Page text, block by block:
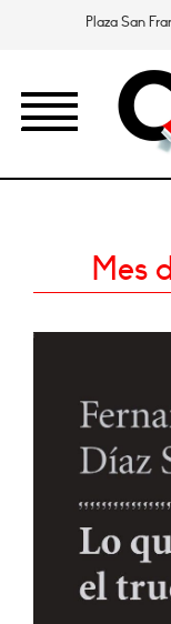
Plaza San
Mes